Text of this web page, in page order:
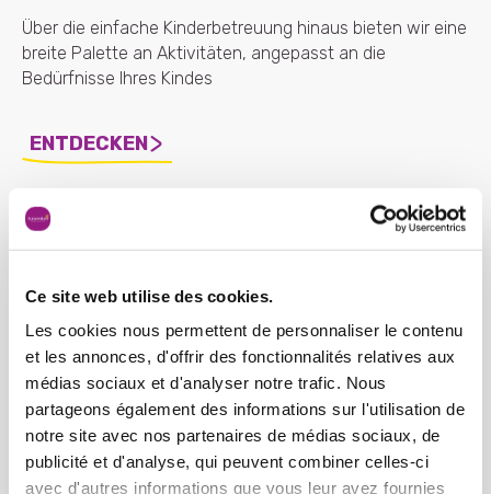
Ce site web utilise des cookies.
Les cookies nous permettent de personnaliser le contenu
et les annonces, d'offrir des fonctionnalités relatives aux
médias sociaux et d'analyser notre trafic. Nous
partageons également des informations sur l'utilisation de
notre site avec nos partenaires de médias sociaux, de
publicité et d'analyse, qui peuvent combiner celles-ci
avec d'autres informations que vous leur avez fournies
Über die einfache Kinderbetreuung hinaus bieten wir eine
breite Palette an Aktivitäten, angepasst an die
Bedürfnisse Ihres Kindes
ENTDECKEN